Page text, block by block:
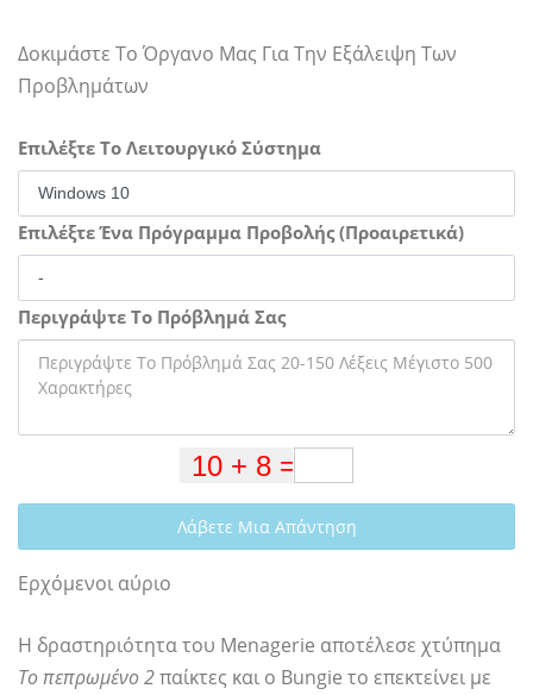
Δοκιμάστε Το Όργανο Μας Για Την Εξάλειψη Των
Προβλημάτων
Επιλέξτε Το Λειτουργικό Σύστημα
Επιλέξτε Ένα Πρόγραμμα Προβολής (Προαιρετικά)
Περιγράψτε Το Πρόβλημά Σας
Λάβετε Μια Απάντηση
Ερχόμενοι αύριο
Η δραστηριότητα του Menagerie αποτέλεσε χτύπημα
Το πεπρωμένο 2παίκτες και ο Bungie το επεκτείνει με